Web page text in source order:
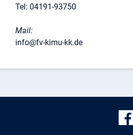
Tel: 04191-93750
Mail:
info@fv-kimu-kk.de